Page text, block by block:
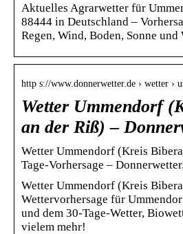
Aktuelles Agrarwetter für
88444 in Deutschland –
Regen, Wind, Boden, Sonne und
http s://www.donnerwetter.de › wetter ›
Wetter Ummendorf
an der Riß) –
Wetter Ummendorf (Kreis
Tage-Vorhersage –
Wetter Ummendorf (Kreis
Wettervorhersage für
und dem 30-Tage-Wetter,
vielem mehr!